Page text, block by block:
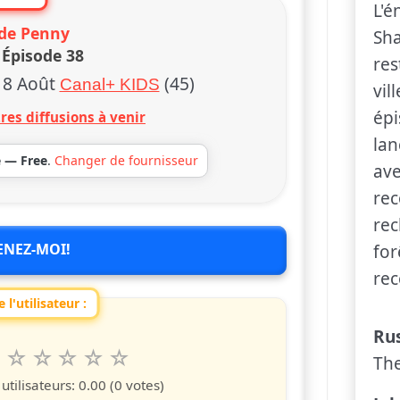
Penny
38
Août Canal+ KIDS (45)
diffusions à venir
— Free. Changer de fournisseur
MOI!
l'utilisateur :
da 1 a 10 étoiles
10
étoiles
9
étoiles
8
étoiles
7
0.00 (0 votes)